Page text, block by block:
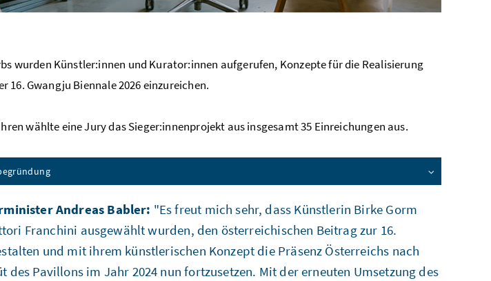
wurden Künstler:innen und Kurator:innen aufgerufen, Konzepte für die Realisierung
16. Gwangju Biennale 2026 einzureichen.
wählte eine Jury das Sieger:innenprojekt aus insgesamt 35 Einreichungen aus.
Andreas Babler: "Es freut mich sehr, dass Künstlerin Birke Gorm
Franchini ausgewählt wurden, den österreichischen Beitrag zur 16.
und mit ihrem künstlerischen Konzept die Präsenz Österreichs nach
des Pavillons im Jahr 2024 nun fortzusetzen. Mit der erneuten Umsetzung des